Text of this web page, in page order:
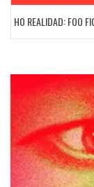
REALIDAD: FOO